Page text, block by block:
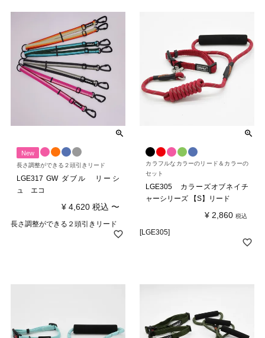
New
長さ調整ができる２頭引きリード
LGE317 GW ダブル リーシ
ュ エコ
¥ 4,620 税込 〜
長さ調整ができる２頭引きリード
カラフルなカラーのリード＆カラーの
セット
LGE305 カラーズオブネイチ
ャーシリーズ 【S】リード
¥ 2,860 税込
[LGE305]